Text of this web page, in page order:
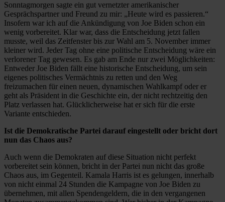
Sonntagmorgen sagte ein gut vernetzter amerikanischer
Gesprächspartner und Freund zu mir: „Heute wird es passieren.“
Insofern war ich auf die Ankündigung von Joe Biden schon ein
wenig vorbereitet. Klar war, dass die Entscheidung jetzt fallen
musste, weil das Zeitfenster bis zur Wahl am 5. November immer
kleiner wird. Jeder Tag ohne eine politische Entscheidung wäre ein
verlorener Tag gewesen. Es gab am Ende nur zwei Möglichkeiten:
Entweder Joe Biden fällt eine historische Entscheidung, um sein
eigenes politisches Vermächtnis zu retten und den Weg
freizumachen für einen neuen, dynamischen Wahlkampf oder er
geht als Präsident in die Geschichte ein, der nicht rechtzeitig den
Platz verlassen hat. Glücklicherweise hat er sich für die erste
Variante entschieden.
Ist die Demokratische Partei darauf eingestellt oder bricht dort
nun das Chaos aus?
Auch wenn die Demokraten auf diese Situation nicht perfekt
vorbereitet sein können, bricht in der Partei nun nicht das große
Chaos aus, im Gegenteil. Kamala Harris ist es gelungen, innerhalb
von nicht einmal 24 Stunden die Kampagne von Joe Biden zu
übernehmen, mit allen Spendengeldern, die in den vergangenen